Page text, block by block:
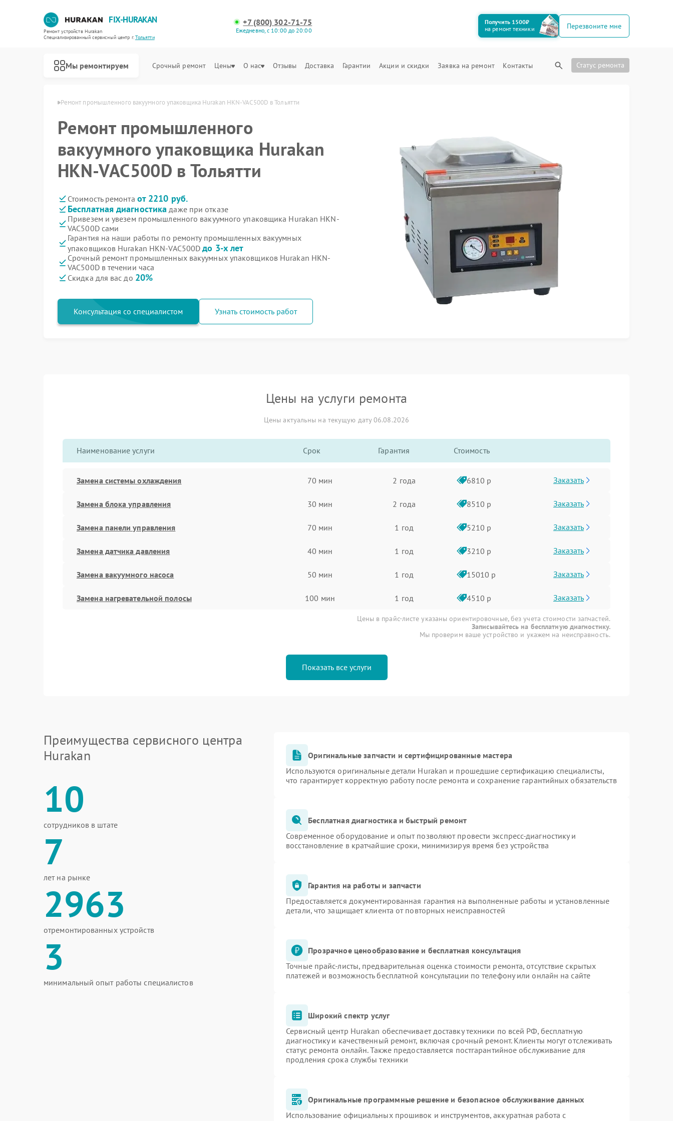
FIX-HURAKAN
Ремонт устройств Hurakan
Специализированный cервисный центр г.Тольятти
+7 (800) 302-71-75
Ежедневно, с 10:00 до 20:00
Получить 1500₽
на ремонт техники
Перезвоните мне
Мы ремонтируем Срочный ремонт Цены О нас Отзывы Доставка Гарантии Акции и скидки Заявка на ремонт Контакты Статус ремонта
Ремонт промышленного вакуумного упаковщика Hurakan HKN-VAC500D в Тольятти
Ремонт промышленного
вакуумного упаковщика Hurakan
HKN-VAC500D в Тольятти
Стоимость ремонта от 2210 руб.
Бесплатная диагностика даже при отказе
Привезем и увезем промышленного вакуумного упаковщика Hurakan HKN-
VAC500D сами
Гарантия на наши работы по ремонту промышленных вакуумных
упаковщиков Hurakan HKN-VAC500Dдо 3-х лет
Срочный ремонт промышленных вакуумных упаковщиков Hurakan HKN-
VAC500D в течении часа
Скидка для вас до 20%
Консультация со специалистом Узнать стоимость работ
Цены на услуги ремонта
Цены актуальны на текущую дату 06.08.2026
Наименование услуги Срок Гарантия Стоимость
Замена системы охлаждения 70 мин 2 года 6810 р Заказать
Замена блока управления 30 мин 2 года 8510 р Заказать
Замена панели управления 70 мин 1 год 5210 р Заказать
Замена датчика давления 40 мин 1 год 3210 р Заказать
Замена вакуумного насоса 50 мин 1 год 15010 р Заказать
Замена нагревательной полосы 100 мин 1 год 4510 р Заказать
Цены в прайс-листе указаны ориентировочные, без учета стоимости запчастей.
Записывайтесь на бесплатную диагностику.
Мы проверим ваше устройство и укажем на неисправность.
Показать все услуги
Преимущества сервисного центра
Hurakan
10
сотрудников в штате
7
лет на рынке
2963
отремонтированных устройств
3
минимальный опыт работы специалистов
Оригинальные запчасти и сертифицированные мастера
Используются оригинальные детали Hurakan и прошедшие сертификацию специалисты,
что гарантирует корректную работу после ремонта и сохранение гарантийных обязательств
Бесплатная диагностика и быстрый ремонт
Современное оборудование и опыт позволяют провести экспресс-диагностику и
восстановление в кратчайшие сроки, минимизируя время без устройства
Гарантия на работы и запчасти
Предоставляется документированная гарантия на выполненные работы и установленные
детали, что защищает клиента от повторных неисправностей
Прозрачное ценообразование и бесплатная консультация
Точные прайс-листы, предварительная оценка стоимости ремонта, отсутствие скрытых
платежей и возможность бесплатной консультации по телефону или онлайн на сайте
Широкий спектр услуг
Сервисный центр Hurakan обеспечивает доставку техники по всей РФ, бесплатную
диагностику и качественный ремонт, включая срочный ремонт. Клиенты могут отслеживать
статус ремонта онлайн. Также предоставляется постгарантийное обслуживание для
продления срока службы техники
Оригинальные программные решение и безопасное обслуживание данных
Использование официальных прошивок и инструментов, аккуратная работа с